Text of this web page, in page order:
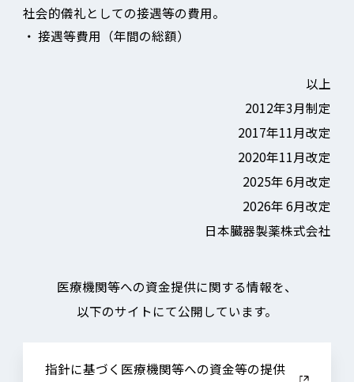
社会的儀礼としての接遇等の費用。
・ 接遇等費用（年間の総額）
以上
2012年3月制定
2017年11月改定
2020年11月改定
2025年 6月改定
2026年 6月改定
日本臓器製薬株式会社
医療機関等への資金提供に関する情報を、
以下のサイトにて公開しています。
指針に基づく医療機関等への資金等の提供